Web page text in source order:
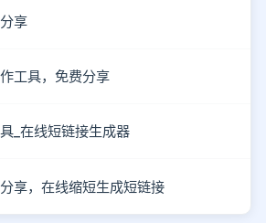
享
工具，免费分享
_在线短链接生成器
享，在线缩短生成短链接